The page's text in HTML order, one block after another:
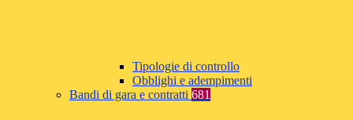
Tipologie di controllo
Obblighi e adempimenti
Bandi di gara e contratti 681